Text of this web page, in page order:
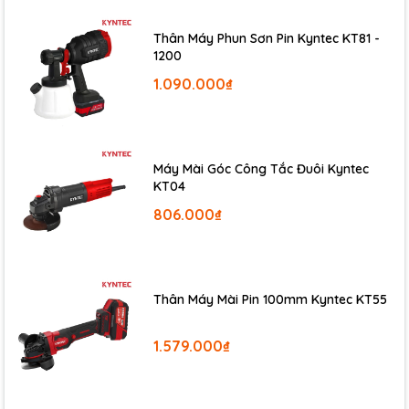
Thân Máy Phun Sơn Pin Kyntec KT81 -
1200
1.090.000₫
Máy Mài Góc Công Tắc Đuôi Kyntec
KT04
806.000₫
Thân Máy Mài Pin 100mm Kyntec KT55
1.579.000₫